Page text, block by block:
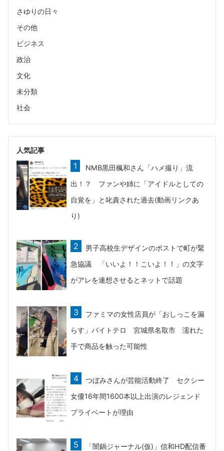
さゆりの日々
その他
ビジネス
政治
文化
未分類
社会
人気記事
NMB黒田楓和さん「ハメ撮り」流
出！？ ファンや姉に「アイドルとしての
自覚を」と叱責された過去(動画リンクあ
り)
男子高校生デザインのポストで町が緊
急協議 「いいよ！！こいよ！！」の文字
がアレを連想させるとネットで話題
ファミマの女性店員が「おしっこを漏
らす」バイトテロ 宮城県名取市 濡れた
手で商品を触った可能性
つぼみさんが芸能活動終了 セクシー
女優16年間1600本以上出演のレジェンド
プライベートが理由
「闇鍋ジャーナル(仮)」信和HD配信番